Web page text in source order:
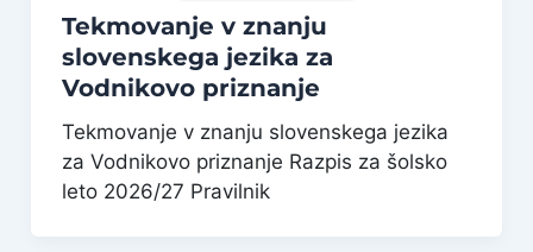
Tekmovanje v znanju
slovenskega jezika za
Vodnikovo priznanje
Tekmovanje v znanju slovenskega jezika
za Vodnikovo priznanje Razpis za šolsko
leto 2026/27 Pravilnik